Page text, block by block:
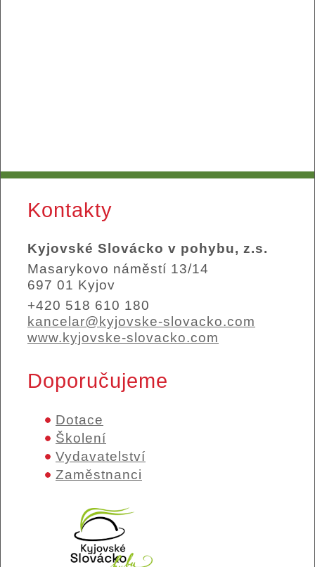
Kontakty
Kyjovské Slovácko v pohybu, z.s.
Masarykovo náměstí 13/14
697 01 Kyjov
+420 518 610 180
kancelar@kyjovske-slovacko.com
www.kyjovske-slovacko.com
Doporučujeme
Dotace
Školení
Vydavatelství
Zaměstnanci